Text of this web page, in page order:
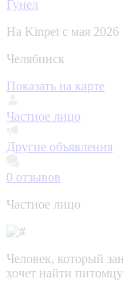
Гунел
На Kinpet c мая 2026
Челябинск
Показать на карте
Частное лицо
Другие объявления
0 отзывов
Частное лицо
Человек, который
хочет найти